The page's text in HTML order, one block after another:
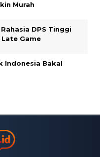
Murah
DPS Tinggi
Game
Indonesia Bakal